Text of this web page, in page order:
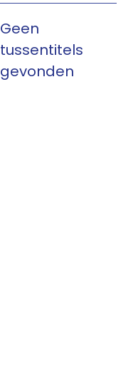
Geen
tussentitels
gevonden